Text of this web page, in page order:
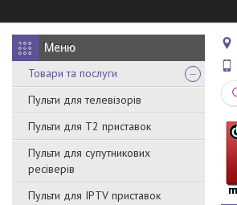
Товари та послуги
Пульти для телевізорів
Пульти для Т2 приставок
Пульти для супутникових
ресіверів
Пульти для IPTV приставок